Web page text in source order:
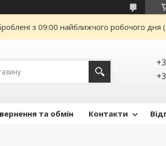
з 09:00 найближчого робочого дня
та обмін Контакти